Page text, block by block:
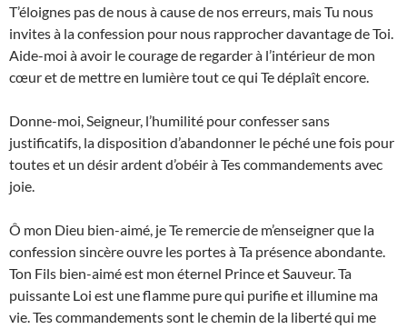
T’éloignes pas de nous à cause de nos erreurs, mais Tu nous
invites à la confession pour nous rapprocher davantage de Toi.
Aide-moi à avoir le courage de regarder à l’intérieur de mon
cœur et de mettre en lumière tout ce qui Te déplaît encore.
Donne-moi, Seigneur, l’humilité pour confesser sans
justificatifs, la disposition d’abandonner le péché une fois pour
toutes et un désir ardent d’obéir à Tes commandements avec
joie.
Ô mon Dieu bien-aimé, je Te remercie de m’enseigner que la
confession sincère ouvre les portes à Ta présence abondante.
Ton Fils bien-aimé est mon éternel Prince et Sauveur. Ta
puissante Loi est une flamme pure qui purifie et illumine ma
vie. Tes commandements sont le chemin de la liberté qui me